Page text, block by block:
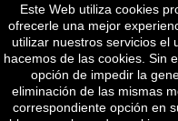

search
Este Web utiliza cookies
ofrecerle una mejor
utilizar nuestros servicios el
hacemos de las cookies. Sin
opción de impedir la
eliminación de las mismas
correspondiente opción en